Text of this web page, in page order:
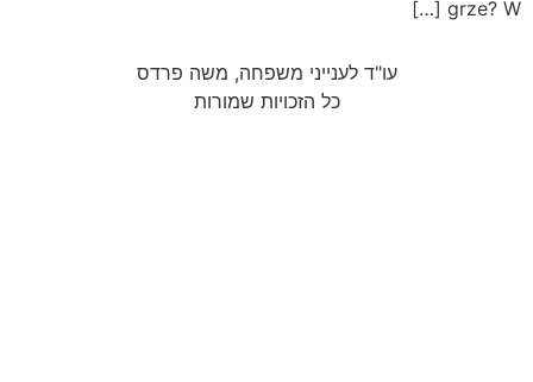
grze? W
עו"ד לענייני משפחה, משה פרדס
כל הזכויות שמורות